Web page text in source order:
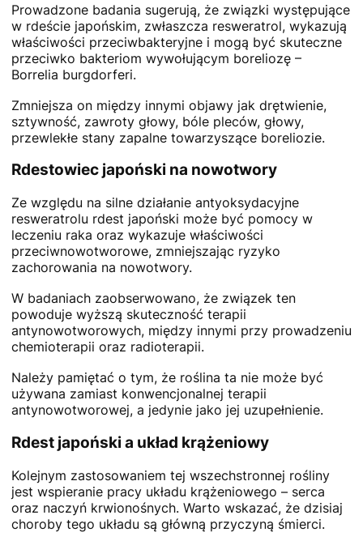
Prowadzone badania sugerują, że związki występujące
w rdeście japońskim, zwłaszcza resweratrol, wykazują
właściwości przeciwbakteryjne i mogą być skuteczne
przeciwko bakteriom wywołującym boreliozę –
Borrelia burgdorferi.
Zmniejsza on między innymi objawy jak drętwienie,
sztywność, zawroty głowy, bóle pleców, głowy,
przewlekłe stany zapalne towarzyszące boreliozie.
Rdestowiec japoński na nowotwory
Ze względu na silne działanie antyoksydacyjne
resweratrolu rdest japoński może być pomocy w
leczeniu raka oraz wykazuje właściwości
przeciwnowotworowe, zmniejszając ryzyko
zachorowania na nowotwory.
W badaniach zaobserwowano, że związek ten
powoduje wyższą skuteczność terapii
antynowotworowych, między innymi przy prowadzeniu
chemioterapii oraz radioterapii.
Należy pamiętać o tym, że roślina ta nie może być
używana zamiast konwencjonalnej terapii
antynowotworowej, a jedynie jako jej uzupełnienie.
Rdest japoński a układ krążeniowy
Kolejnym zastosowaniem tej wszechstronnej rośliny
jest wspieranie pracy układu krążeniowego – serca
oraz naczyń krwionośnych. Warto wskazać, że dzisiaj
choroby tego układu są główną przyczyną śmierci.